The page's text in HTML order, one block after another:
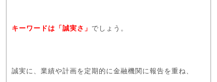
キーワードは「誠実さ」 でしょう。
誠実に、業績や計画を定期的に金融機関に報告を重ね、